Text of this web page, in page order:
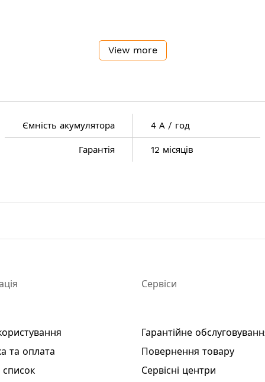
View more
Ємність акумулятора 4 А / год
Гарантія 12 місяців
та оплата
Сервіси
Гарантійне
Повернення товару
Сервісні центри